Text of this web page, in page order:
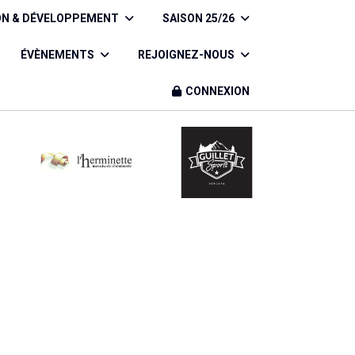
& DÉVELOPPEMENT SAISON 25/26
ÉVÈNEMENTS REJOIGNEZ-NOUS
CONNEXION